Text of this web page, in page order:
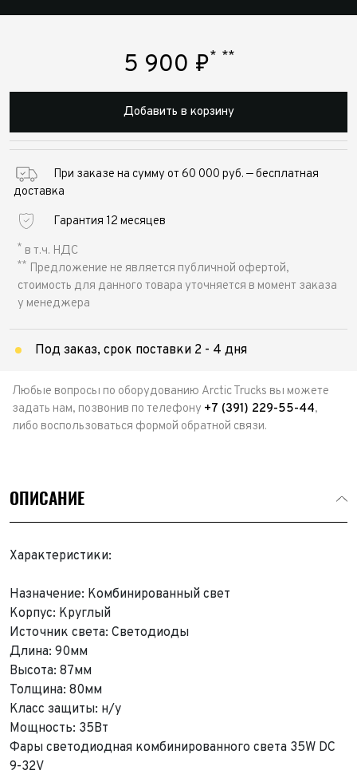
5 900 ₽* **
Добавить в корзину
При заказе на сумму от 60 000 руб. — бесплатная
доставка
Гарантия 12 месяцев
* в т.ч. НДС
** Предложение не является публичной офертой,
стоимость для данного товара уточняется в момент заказа
у менеджера
Под заказ, срок поставки 2 - 4 дня
Любые вопросы по оборудованию Arctic Trucks вы можете
задать нам, позвонив по телефону +7 (391) 229-55-44,
либо воспользоваться формой обратной связи.
ОПИСАНИЕ
Характеристики:
Назначение: Комбинированный свет
Корпус: Круглый
Источник света: Светодиоды
Длина: 90мм
Высота: 87мм
Толщина: 80мм
Класс защиты: н/у
Мощность: 35Вт
Фары светодиодная комбинированного света 35W DC
9-32V